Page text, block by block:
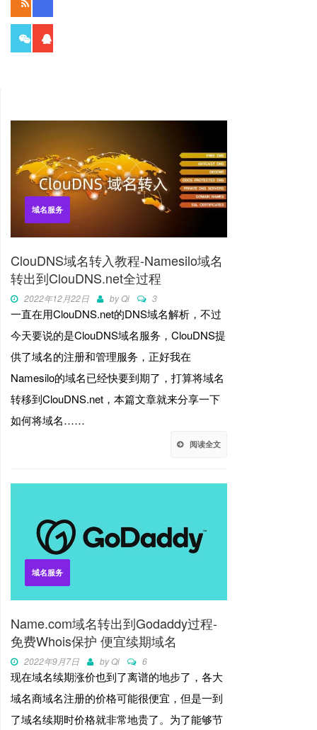
粉丝
域名服务
ClouDNS域名转入教程-Namesilo域名
转出到ClouDNS.net全过程
2022年12月22日 byQi 3
一直在用ClouDNS.net的DNS域名解析，不过
今天要说的是ClouDNS域名服务，ClouDNS提
供了域名的注册和管理服务，正好我在
Namesilo的域名已经快要到期了，打算将域名
转移到ClouDNS.net，本篇文章就来分享一下
如何将域名……
阅读全文
域名服务
Name.com域名转出到Godaddy过程-
免费Whois保护 便宜续期域名
2022年9月7日 byQi 6
现在域名续期涨价也到了离谱的地步了，各大
域名商域名注册的价格可能很便宜，但是一到
了域名续期时价格就非常地贵了。为了能够节